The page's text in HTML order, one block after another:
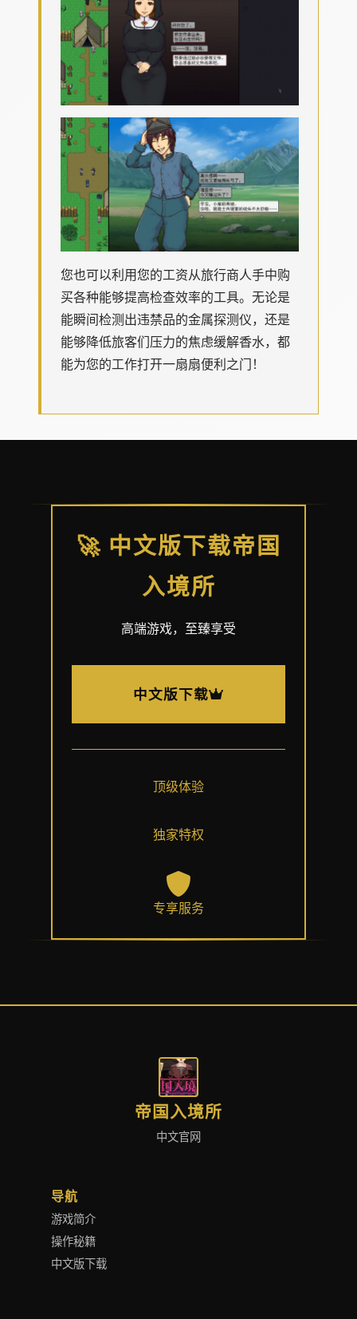
您也可以利用您的工资从旅行商人手中购
买各种能够提高检查效率的工具。无论是
能瞬间检测出违禁品的金属探测仪，还是
能够降低旅客们压力的焦虑缓解香水，都
能为您的工作打开一扇扇便利之门！
🚀 中文版下载帝国
入境所
高端游戏，至臻享受
中文版下载
顶级体验
独家特权
专享服务
帝国入境所
中文官网
导航
游戏简介
操作秘籍
中文版下载